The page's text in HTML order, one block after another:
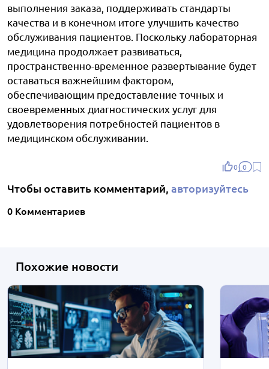
выполнения заказа, поддерживать стандарты
качества и в конечном итоге улучшить качество
обслуживания пациентов. Поскольку лабораторная
медицина продолжает развиваться,
пространственно-временное развертывание будет
оставаться важнейшим фактором,
обеспечивающим предоставление точных и
своевременных диагностических услуг для
удовлетворения потребностей пациентов в
медицинском обслуживании.
0 0
Чтобы оставить комментарий, авторизуйтесь
0 Комментариев
Похожие новости